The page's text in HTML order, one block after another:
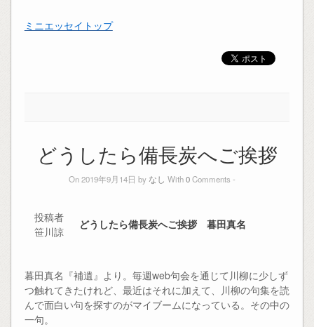
ミニエッセイトップ
どうしたら備長炭へご挨拶
On 2019年9月14日 by なし With0Comments -
投稿者
笹川諒
どうしたら備長炭へご挨拶 暮田真名
暮田真名『補遺』より。毎週web句会を通じて川柳に少しず
つ触れてきたけれど、最近はそれに加えて、川柳の句集を読
んで面白い句を探すのがマイブームになっている。その中の
一句。